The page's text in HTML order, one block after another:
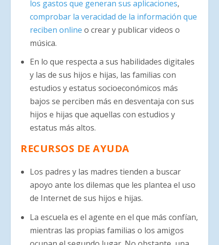
los gastos que generan sus aplicaciones,
comprobar la veracidad de la información que
reciben online o crear y publicar videos o
música.
En lo que respecta a sus habilidades digitales
y las de sus hijos e hijas, las familias con
estudios y estatus socioeconómicos más
bajos se perciben más en desventaja con sus
hijos e hijas que aquellas con estudios y
estatus más altos.
RECURSOS DE AYUDA
Los padres y las madres tienden a buscar
apoyo ante los dilemas que les plantea el uso
de Internet de sus hijos e hijas.
La escuela es el agente en el que más confían,
mientras las propias familias o los amigos